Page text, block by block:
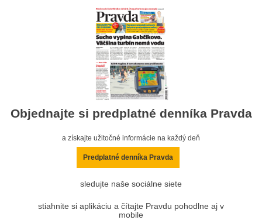
Objednajte si predplatné denníka Pravda
a získajte užitočné informácie na každý deň
Predplatné denníka Pravda
sledujte naše sociálne siete
stiahnite si aplikáciu a čítajte Pravdu pohodlne aj v
mobile